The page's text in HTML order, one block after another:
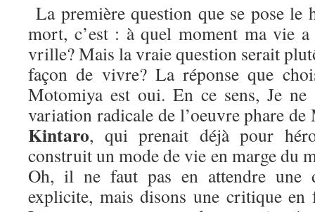
La première question que se pose le
mort, c’est : à quel moment ma vie
vrille? Mais la vraie question serait
façon de vivre? La réponse que
Motomiya est oui. En ce sens, Je
variation radicale de l’oeuvre phare
Kintaro, qui prenait déjà pour
construit un mode de vie en marge du
Oh, il ne faut pas en attendre une
explicite, mais disons une critique